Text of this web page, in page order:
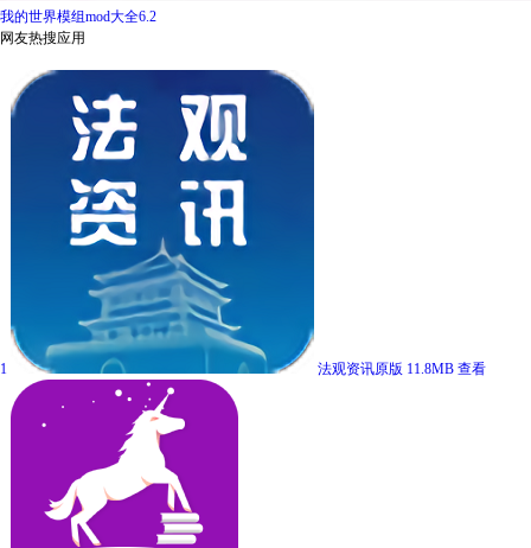
我的世界模组mod大全6.2
网友热搜应用
1 法观资讯原版 11.8MB 查看